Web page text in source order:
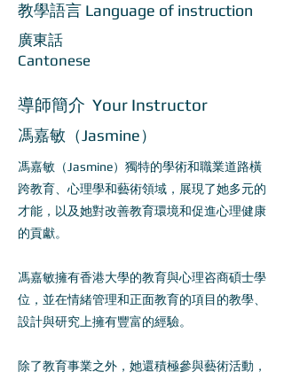
教學語言 Language of instruction
廣東話
Cantonese
導師簡介 Your Instructor
馮嘉敏（Jasmine）
馮嘉敏（Jasmine）獨特的學術和職業道路橫
跨教育、心理學和藝術領域，展現了她多元的
才能，以及她對改善教育環境和促進心理健康
的貢獻。
馮嘉敏擁有香港大學的教育與心理咨商碩士學
位，並在情緒管理和正面教育的項目的教學、
設計與研究上擁有豐富的經驗。
除了教育事業之外，她還積極參與藝術活動，